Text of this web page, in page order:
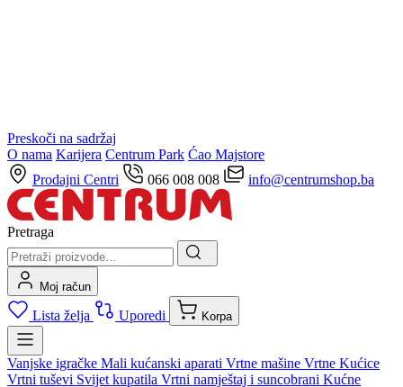
Preskoči na sadržaj
O nama Karijera Centrum Park Ćao Majstore
Prodajni Centri
066 008 008 info@centrumshop.ba
Pretraga
Moj račun
Lista želja Uporedi Korpa
Vanjske igračke Mali kućanski aparati Vrtne mašine Vrtne Kućice
Vrtni tuševi Svijet kupatila Vrtni namještaj i suncobrani Kućne